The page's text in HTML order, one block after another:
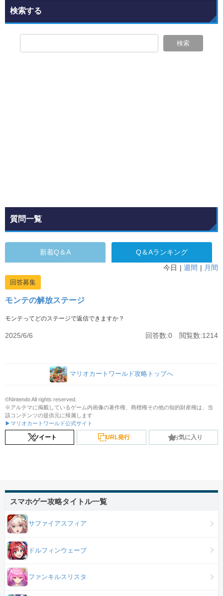
検索する
検索
質問一覧
新着Q＆A
Q＆Aランキング
月間
週間
今日
回答募集
モンテの解放ステージ
モンテってどのステージで返信できますか？
2025/6/6 回答数:0 閲覧数:1214
マリオカートワールド攻略トップへ
©Nintendo All rights reserved.
※アルテマに掲載しているゲーム内画像の著作権、商標権その他の知的財産権は、当
該コンテンツの提供元に帰属します
▶マリオカートワールド公式サイト
ツイート URL発行 お気に入り
スマホゲー攻略タイトル一覧
サファイアスフィア
ドルフィンウェーブ
ファンキルスリスタ